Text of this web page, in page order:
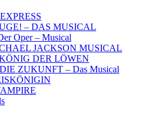
– DAS MUSICAL
Oper – Musical
JACKSON MUSICAL
DER LÖWEN
ZUKUNFT – Das Musical